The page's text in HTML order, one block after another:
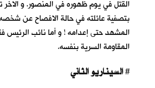
القتل في يوم ظهوره في المنصور. و
بتصفية عائلته في حالة الافصاح عن
المشهد حتى إعدامه ! و أما نائب الرئيس
المقاومة السرية بنفسه.
#